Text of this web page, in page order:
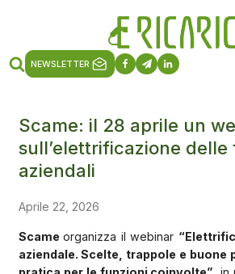
NEWSLETTER
Scame: il 28 aprile un
sull’elettrificazione delle
aziendali
Aprile 22, 2026
Scameorganizza il webinar
aziendale. Scelte, trappole e buone